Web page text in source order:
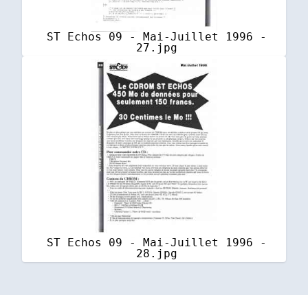
ST Echos 09 - Mai-Juillet 1996 -
27.jpg
ST Echos 09 - Mai-Juillet 1996 -
28.jpg